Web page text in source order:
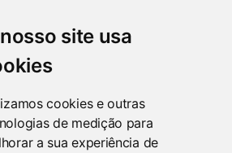
site usa
cookies e outras
de medição para
a sua experiência de
place
Centro CEP: 95520.000 - Osório/RS
ring_volume
Telefone
(51) 9 8024-0884